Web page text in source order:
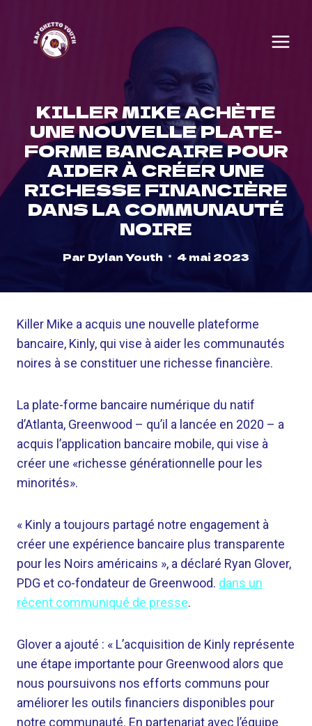
content
KILLER MIKE ACHÈTE
UNE NOUVELLE PLATE-
FORME BANCAIRE POUR
AIDER À CRÉER UNE
RICHESSE FINANCIÈRE
DANS LA COMMUNAUTÉ
NOIRE
Par Dylan Youth 4 mai 2023
Killer Mike a acquis une nouvelle plateforme
bancaire, Kinly, qui vise à aider les communautés
noires à se constituer une richesse financière.
La plate-forme bancaire numérique du natif
d’Atlanta, Greenwood – qu’il a lancée en 2020 – a
acquis l’application bancaire mobile, qui vise à
créer une «richesse générationnelle pour les
minorités».
« Kinly a toujours partagé notre engagement à
créer une expérience bancaire plus transparente
pour les Noirs américains », a déclaré Ryan Glover,
PDG et co-fondateur de Greenwood. dans un
récent communiqué de presse.
Glover a ajouté : « L’acquisition de Kinly représente
une étape importante pour Greenwood alors que
nous poursuivons nos efforts communs pour
améliorer les outils financiers disponibles pour
notre communauté. En partenariat avec l’équipe